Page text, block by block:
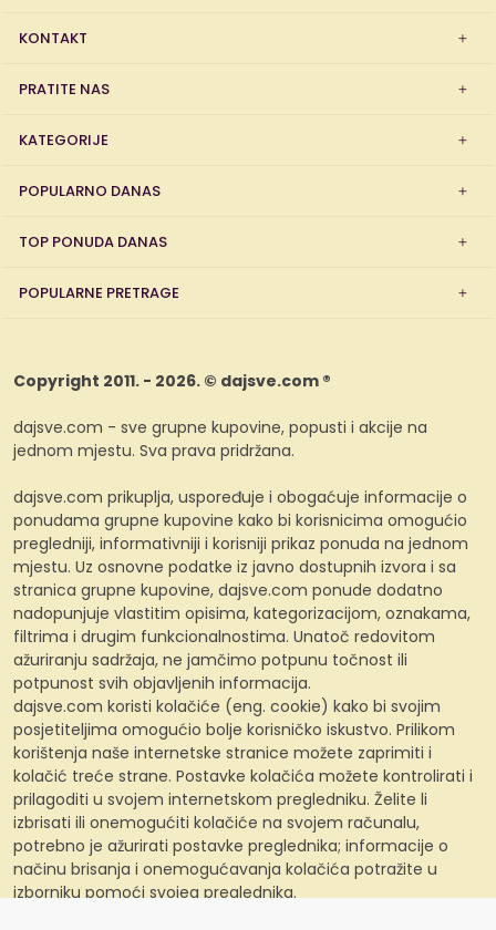
KONTAKT
PRATITE NAS
KATEGORIJE
POPULARNO DANAS
TOP PONUDA DANAS
POPULARNE PRETRAGE
Copyright 2011. - 2026. © dajsve.com ®
dajsve.com - sve grupne kupovine, popusti i akcije na
jednom mjestu. Sva prava pridržana.
dajsve.com prikuplja, uspoređuje i obogaćuje informacije o
ponudama grupne kupovine kako bi korisnicima omogućio
pregledniji, informativniji i korisniji prikaz ponuda na jednom
mjestu. Uz osnovne podatke iz javno dostupnih izvora i sa
stranica grupne kupovine, dajsve.com ponude dodatno
nadopunjuje vlastitim opisima, kategorizacijom, oznakama,
filtrima i drugim funkcionalnostima. Unatoč redovitom
ažuriranju sadržaja, ne jamčimo potpunu točnost ili
potpunost svih objavljenih informacija.
dajsve.com koristi kolačiće (eng. cookie) kako bi svojim
posjetiteljima omogućio bolje korisničko iskustvo. Prilikom
korištenja naše internetske stranice možete zaprimiti i
kolačić treće strane. Postavke kolačića možete kontrolirati i
prilagoditi u svojem internetskom pregledniku. Želite li
izbrisati ili onemogućiti kolačiće na svojem računalu,
potrebno je ažurirati postavke preglednika; informacije o
načinu brisanja i onemogućavanja kolačića potražite u
izborniku pomoći svojeg preglednika.